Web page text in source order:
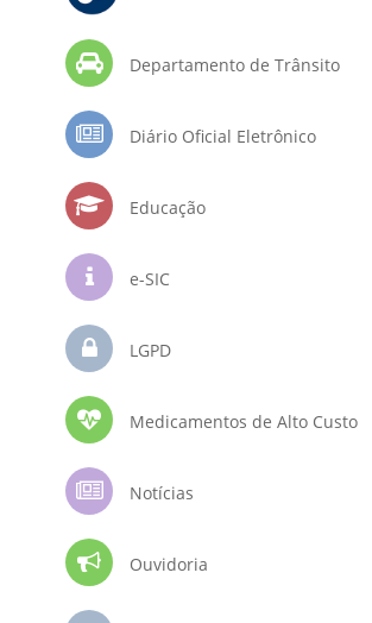
Departamento de Trânsito
Diário Oficial Eletrônico
Educação
e-SIC
LGPD
Medicamentos de Alto Custo
Notícias
Ouvidoria